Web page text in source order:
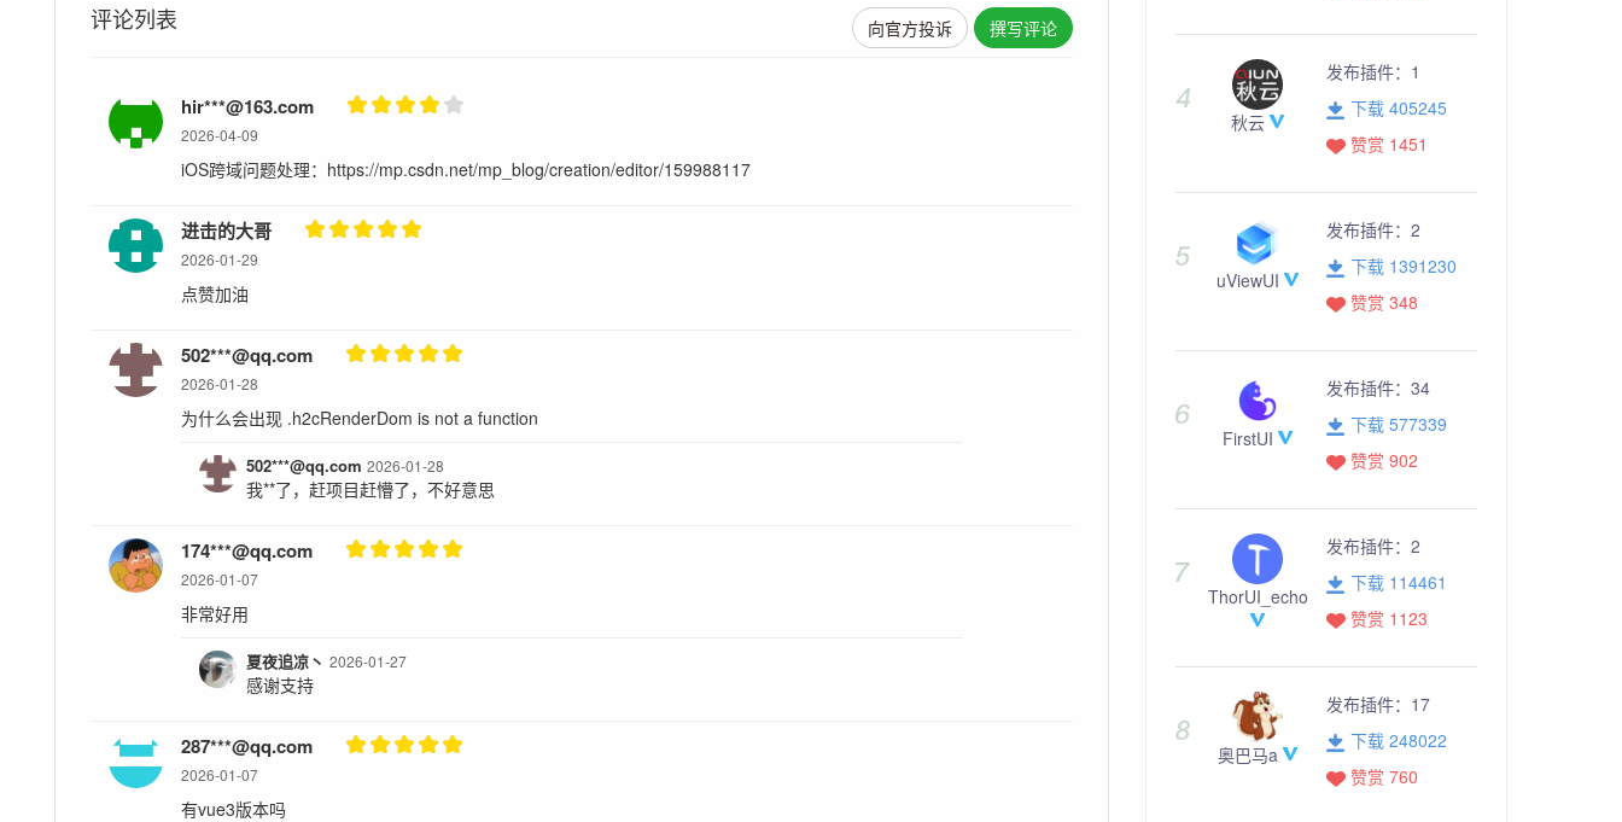
评论列表 撰写评论
向官方投诉
hir***@163.com
2026-04-09
iOS跨域问题处理：https://mp.csdn.net/mp_blog/creation/editor/159988117
进击的大哥
2026-01-29
点赞加油
502***@qq.com
2026-01-28
为什么会出现 .h2cRenderDom is not a function
502***@qq.com2026-01-28
我**了，赶项目赶懵了，不好意思
174***@qq.com
2026-01-07
非常好用
夏夜追凉丶2026-01-27
感谢支持
287***@qq.com
2026-01-07
有vue3版本吗
秋云
发布插件： 1
下载 405245
赞赏 1451
uViewUI
发布插件： 2
下载 1391230
赞赏 348
FirstUI
发布插件： 34
下载 577339
赞赏 902
ThorUI_echo
发布插件： 2
下载 114461
赞赏 1123
奥巴马a
发布插件： 17
下载 248022
赞赏 760